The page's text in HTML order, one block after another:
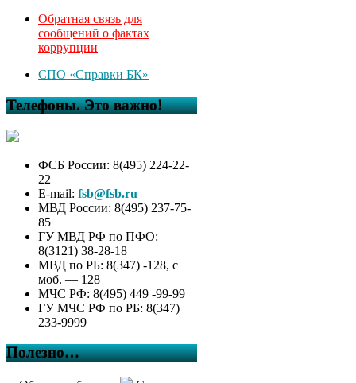
Обратная связь для
сообщений о фактах
коррупции
СПО «Справки БК»
Телефоны. Это важно!
ФСБ России: 8(495) 224-22-
22
E-mail: fsb@fsb.ru
МВД России: 8(495) 237-75-
85
ГУ МВД РФ по ПФО:
8(3121) 38-28-18
МВД по РБ: 8(347) -128, с
моб. — 128
МЧС РФ: 8(495) 449 -99-99
ГУ МЧС РФ по РБ: 8(347)
233-9999
Полезно…